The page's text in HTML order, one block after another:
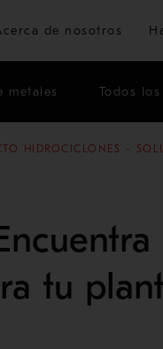
Ir al
de nosotros
metales Todos
HIDROCICLONES -
tu